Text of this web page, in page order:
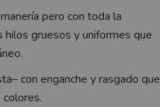
pero con toda la
gruesos y uniformes que
con enganche y rasgado que